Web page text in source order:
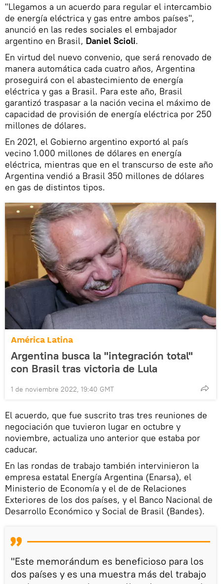
"Llegamos a un acuerdo para regular el intercambio
de energía eléctrica y gas entre ambos países",
anunció en las redes sociales el embajador
argentino en Brasil, Daniel Scioli.
En virtud del nuevo convenio, que será renovado de
manera automática cada cuatro años, Argentina
proseguirá con el abastecimiento de energía
eléctrica y gas a Brasil. Para este año, Brasil
garantizó traspasar a la nación vecina el máximo de
capacidad de provisión de energía eléctrica por 250
millones de dólares.
En 2021, el Gobierno argentino exportó al país
vecino 1.000 millones de dólares en energía
eléctrica, mientras que en el transcurso de este año
Argentina vendió a Brasil 350 millones de dólares
en gas de distintos tipos.
América Latina
Argentina busca la "integración total"
con Brasil tras victoria de Lula
1 de noviembre 2022, 19:40 GMT
El acuerdo, que fue suscrito tras tres reuniones de
negociación que tuvieron lugar en octubre y
noviembre, actualiza uno anterior que estaba por
caducar.
En las rondas de trabajo también intervinieron la
empresa estatal Energía Argentina (Enarsa), el
Ministerio de Economía y el de de Relaciones
Exteriores de los dos países, y el Banco Nacional de
Desarrollo Económico y Social de Brasil (Bandes).
"Este memorándum es beneficioso para los
dos países y es una muestra más del trabajo